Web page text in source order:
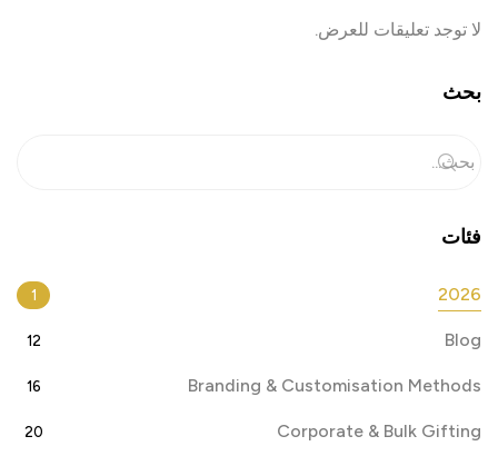
لا توجد تعليقات للعرض.
بحث
فئات
2026
1
Blog
12
Branding & Customisation Methods
16
Corporate & Bulk Gifting
20